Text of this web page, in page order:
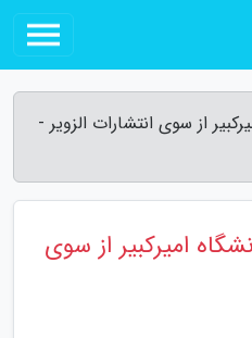
از سوی انتشارات الزویر -
امیرکبیر از سوی